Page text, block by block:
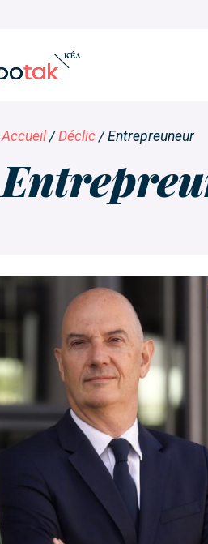
Accueil / Déclic /Entrepreuneur